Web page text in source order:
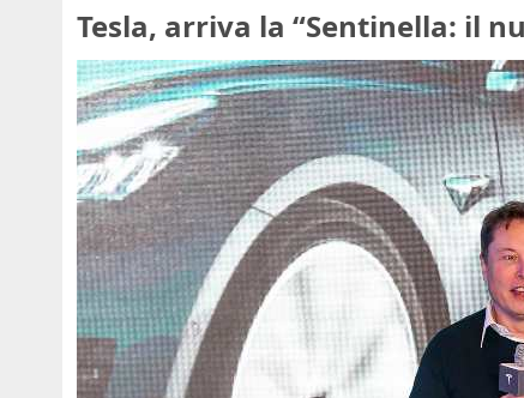
Tesla, arriva la “Sentinella: il